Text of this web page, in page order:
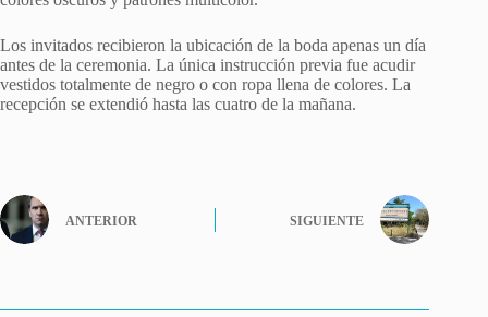
Los invitados recibieron la ubicación de la boda apenas un día
antes de la ceremonia. La única instrucción previa fue acudir
vestidos totalmente de negro o con ropa llena de colores. La
recepción se extendió hasta las cuatro de la mañana.
ANTERIOR SIGUIENTE